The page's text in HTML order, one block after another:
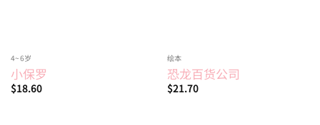
4~6岁
小保罗
$18.60
绘本
恐龙百货公司
$21.70